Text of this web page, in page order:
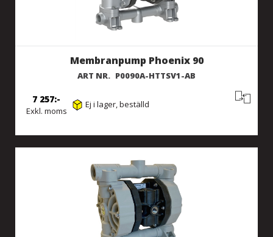
Membranpump Phoenix 90
ART NR. P0090A-HTTSV1-AB
Exkl. moms
7 257 Ej i lager, beställd